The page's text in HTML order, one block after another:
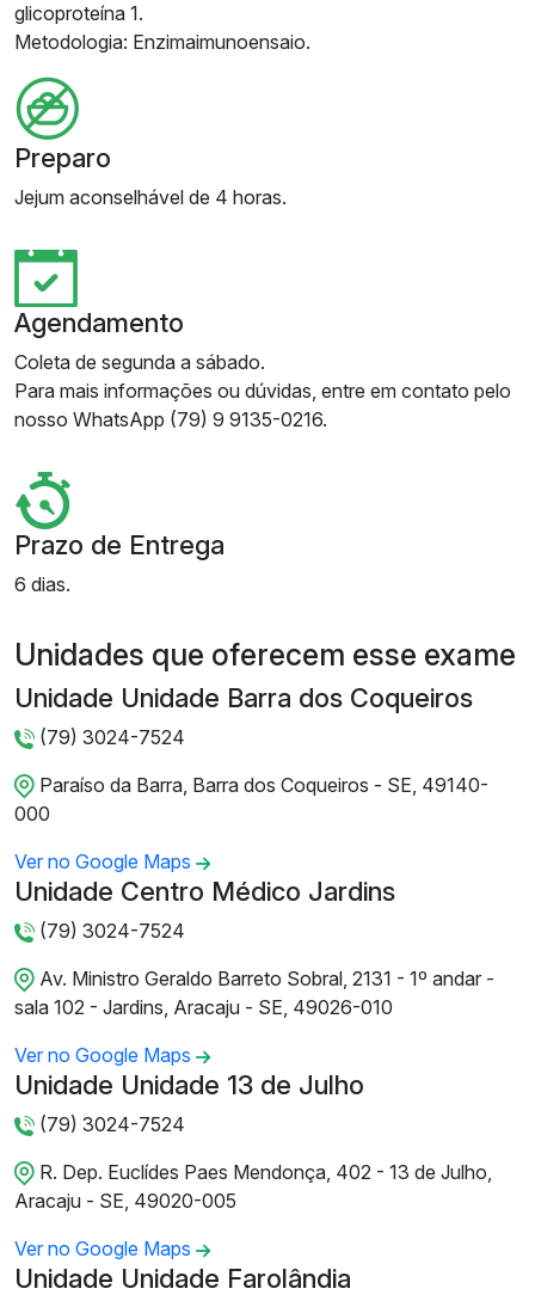
glicoproteína 1.
Metodologia: Enzimaimunoensaio.
Preparo
Jejum aconselhável de 4 horas.
Agendamento
Coleta de segunda a sábado.
Para mais informações ou dúvidas, entre em contato pelo
nosso WhatsApp (79) 9 9135-0216.
Prazo de Entrega
6 dias.
Unidades que oferecem esse exame
Unidade Unidade Barra dos Coqueiros
(79) 3024-7524
Paraíso da Barra, Barra dos Coqueiros - SE, 49140-
000
Ver no Google Maps
Unidade Centro Médico Jardins
(79) 3024-7524
Av. Ministro Geraldo Barreto Sobral, 2131 - 1º andar -
sala 102 - Jardins, Aracaju - SE, 49026-010
Ver no Google Maps
Unidade Unidade 13 de Julho
(79) 3024-7524
R. Dep. Euclídes Paes Mendonça, 402 - 13 de Julho,
Aracaju - SE, 49020-005
Ver no Google Maps
Unidade Unidade Farolândia